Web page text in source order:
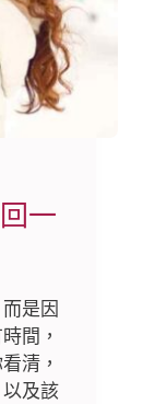
一
是因
間，
清，
及該